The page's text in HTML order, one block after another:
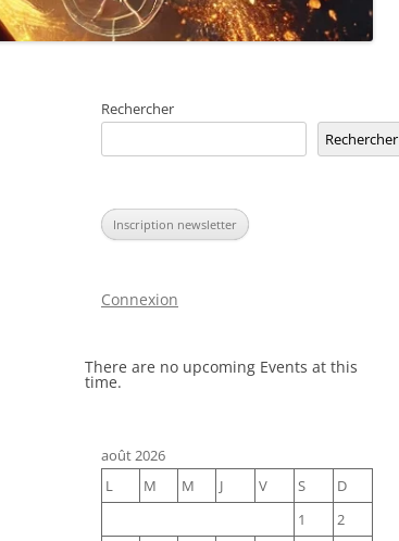
Rechercher
Rechercher
Inscription newsletter
Connexion
There are no upcoming Events at this
time.
août 2026
L
M M J V S
D
1
2